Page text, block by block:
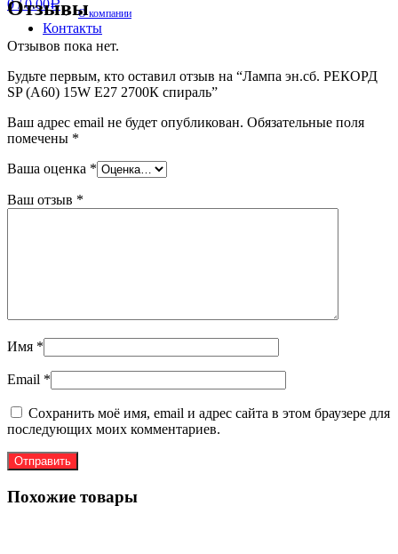
0/ 0.00Р
О компании
Контакты
Отзывы
Отзывов пока нет.
Будьте первым, кто оставил отзыв на “Лампа эн.сб. РЕКОРД
SP (А60) 15W Е27 2700К спираль”
Ваш адрес email не будет опубликован. Обязательные поля
помечены *
Ваша оценка *
Ваш отзыв *
Имя *
Email *
Сохранить моё имя, email и адрес сайта в этом браузере для
последующих моих комментариев.
Похожие товары